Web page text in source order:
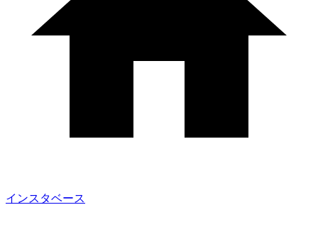
インスタベース